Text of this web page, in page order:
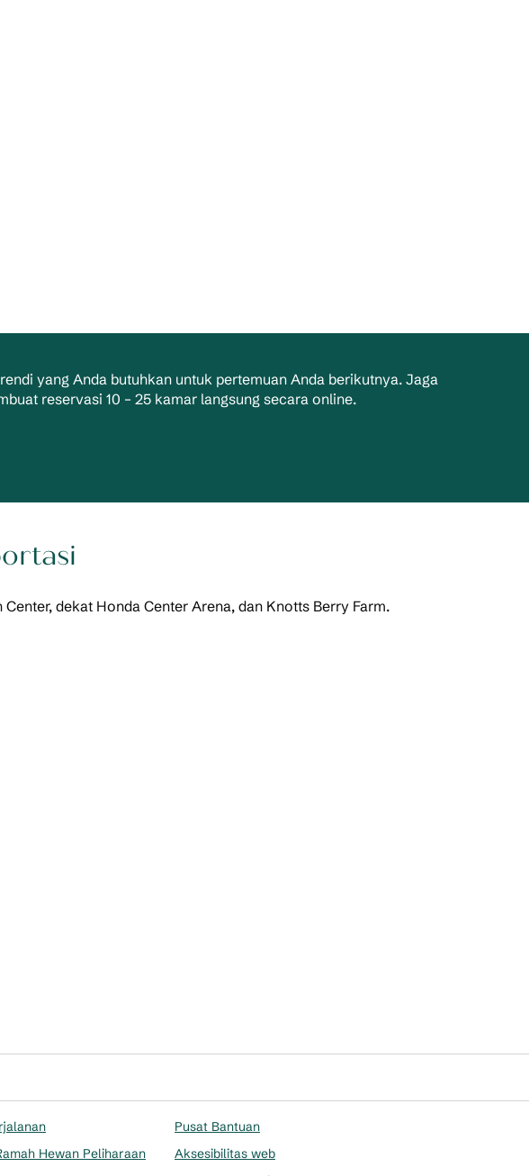
yang Anda butuhkan untuk pertemuan Anda berikutnya. Jaga
reservasi 10 – 25 kamar langsung secara online.
dekat Honda Center Arena, dan Knotts Berry Farm.
Hewan Peliharaan
Pusat Bantuan
Aksesibilitas web